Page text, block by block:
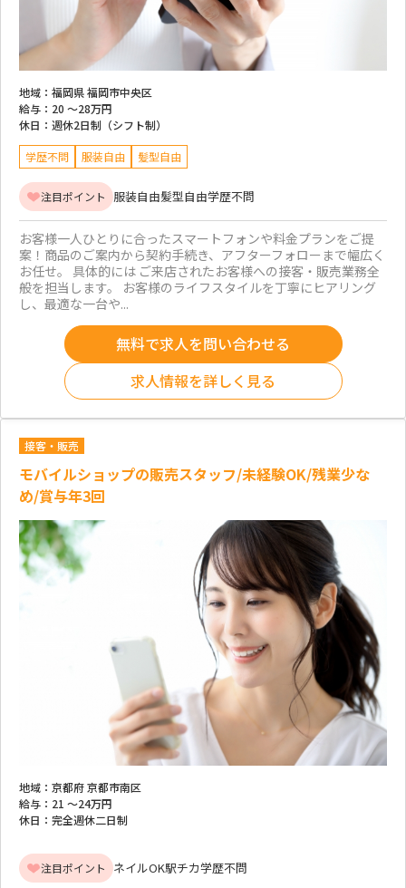
地域： 福岡県 福岡市中央区
給与： 20 ～28万円
休日： 週休2日制（シフト制）
学歴不問 服装自由 髪型自由
注目ポイント 服装自由髪型自由学歴不問
お客様一人ひとりに合ったスマートフォンや料金プランをご提
案！商品のご案内から契約手続き、アフターフォローまで幅広く
お任せ。 具体的には ご来店されたお客様への接客・販売業務全
般を担当します。 お客様のライフスタイルを丁寧にヒアリング
し、最適な一台や...
無料で求人を問い合わせる
求人情報を詳しく見る
接客・販売
モバイルショップの販売スタッフ/未経験OK/残業少な
め/賞与年3回
地域： 京都府 京都市南区
給与： 21 ～24万円
休日： 完全週休二日制
注目ポイント ネイルOK駅チカ学歴不問